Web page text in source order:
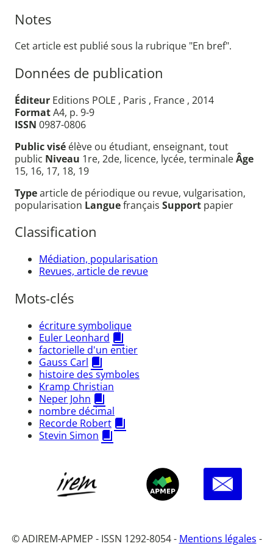
Notes
Cet article est publié sous la rubrique "En bref".
Données de publication
Éditeur Editions POLE , Paris , France , 2014
FormatA4, p. 9-9
ISSN 0987-0806
Public visé élève ou étudiant, enseignant, tout
public Niveau 1re, 2de, licence, lycée, terminaleÂge
15, 16, 17, 18, 19
Typearticle de périodique ou revue, vulgarisation,
popularisation Languefrançais Support papier
Classification
Médiation, popularisation
Revues, article de revue
Mots-clés
écriture symbolique
Euler Leonhard
factorielle d'un entier
Gauss Carl
histoire des symboles
Kramp Christian
Neper John
nombre décimal
Recorde Robert
Stevin Simon
© ADIREM-APMEP - ISSN 1292-8054 - Mentions légales -